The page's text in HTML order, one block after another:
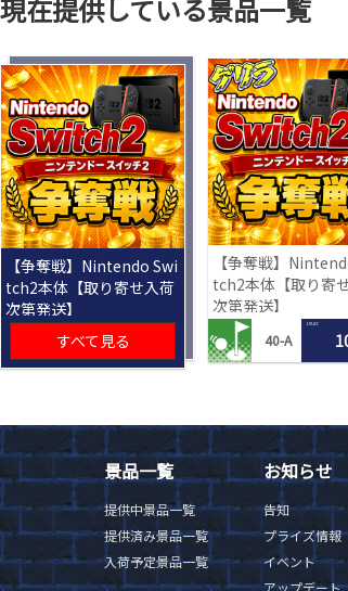
現在提供している景品一覧
【争奪戦】Nintendo Swi
tch2本体【取り寄せ入荷
次第発送】
すべて見る
【争奪戦】
tch2本体【取り寄
次第発送】
40-A
1 PLAY
景品一覧
提供中景品一覧
提供済み景品一覧
入荷予定景品一覧
お知らせ
告知
プライズ情報
イベント
アップデート